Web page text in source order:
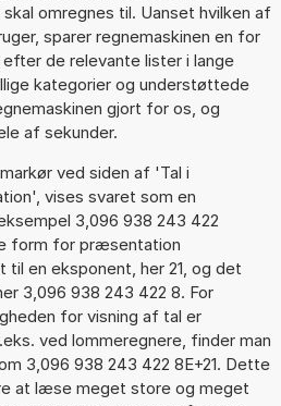
omregnes til. Uanset hvilken af
sparer regnemaskinen en for
de relevante lister i lange
kategorier og understøttede
gjort for os, og
af sekunder.
ved siden af 'Tal i
vises svaret som en
3,096 938 243 422
form for præsentation
til en eksponent, her 21, og det
3,096 938 243 422 8. For
for visning af tal er
ved lommeregnere, finder man
3,096 938 243 422 8E+21. Dette
at læse meget store og meget